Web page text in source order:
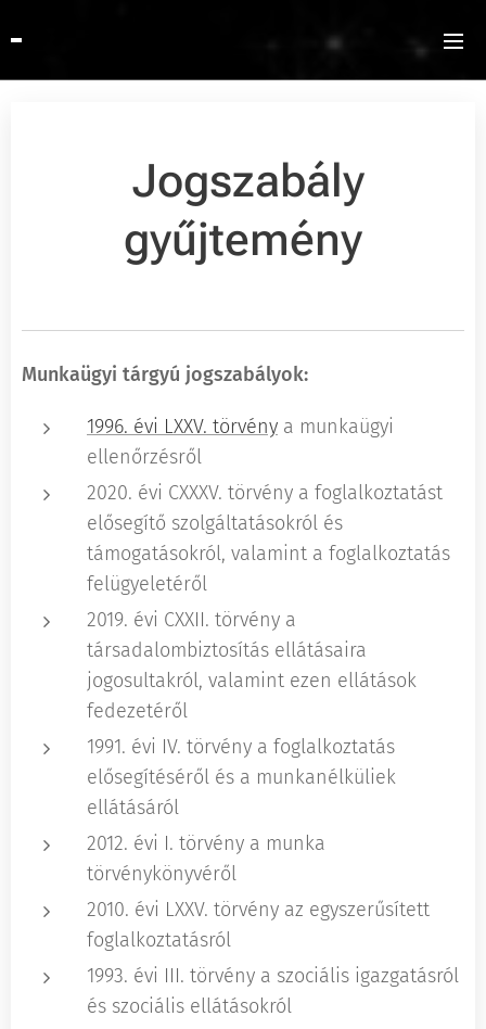
Jogszabály
gyűjtemény
Munkaügyi tárgyú jogszabályok:
1996. évi LXXV. törvény a munkaügyi
ellenőrzésről
2020. évi CXXXV. törvény a foglalkoztatást
elősegítő szolgáltatásokról és
támogatásokról, valamint a foglalkoztatás
felügyeletéről
2019. évi CXXII. törvény a
társadalombiztosítás ellátásaira
jogosultakról, valamint ezen ellátások
fedezetéről
1991. évi IV. törvény a foglalkoztatás
elősegítéséről és a munkanélküliek
ellátásáról
2012. évi I. törvény a munka
törvénykönyvéről
2010. évi LXXV. törvény az egyszerűsített
foglalkoztatásról
1993. évi III. törvény a szociális igazgatásról
és szociális ellátásokról